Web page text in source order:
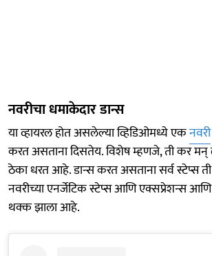
नवरीचा धमाकेदार डान्स
या व्हायरल होत असलेल्या व्हिडिओमध्ये एकनवरी
करत असताना दिसतेय. विशेष म्हणजे, ती कर मन्
ठेका धरत आहे. डान्स करत असताना सर्व स्टेप्स
नवरीच्या एनर्जेटिक स्टेप्स आणि एक्सप्रेशन्स
थक्क झाला आहे.